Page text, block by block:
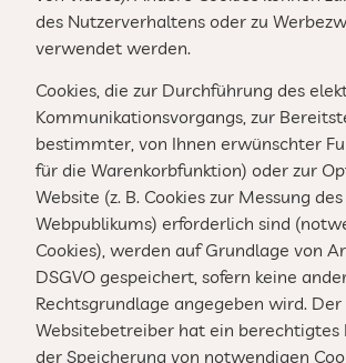
des Nutzerverhaltens oder zu
verwendet werden.
Cookies, die zur Durchführung des
Kommunikationsvorgangs, zur
bestimmter, von Ihnen erwünschter
für die Warenkorbfunktion) oder zur
Website (z. B. Cookies zur Messung des
Webpublikums) erforderlich sind
Cookies), werden auf Grundlage von
DSGVO gespeichert, sofern keine
Rechtsgrundlage angegeben wird. Der
Websitebetreiber hat ein berechtigtes
der Speicherung von notwendigen